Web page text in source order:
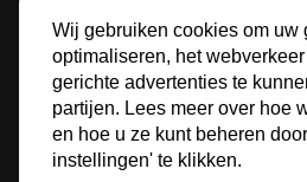
Wij gebruiken cookies om uw
optimaliseren, het
gerichte advertenties te
partijen. Lees meer over hoe
en hoe u ze kunt beheren
instellingen' te klikken.